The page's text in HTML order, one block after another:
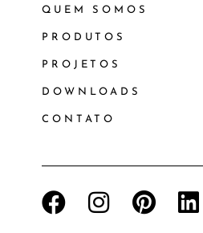
QUEM SOMOS
PRODUTOS
PROJETOS
DOWNLOADS
CONTATO